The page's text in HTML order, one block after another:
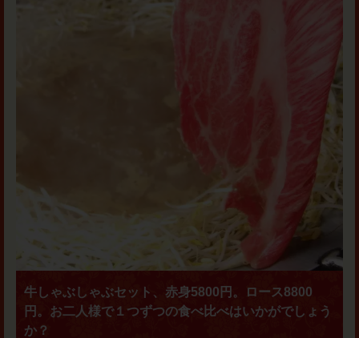
牛しゃぶしゃぶセット、赤身5800円。ロース8800
円。お二人様で１つずつの食べ比べはいかがでしょう
か？